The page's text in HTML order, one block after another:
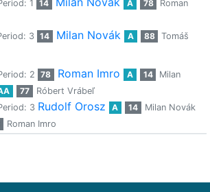
1 14 A 78
Roman
3 14 Milan Novák A 88
Tomáš
2 78 Roman Imro A 14
Milan
77
Róbert Vrábeľ
3 Rudolf Orosz A 14
Milan Novák
Roman Imro